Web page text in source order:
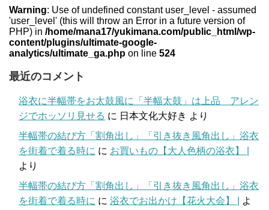
Warning: Use of undefined constant user_level - assumed
'user_level' (this will throw an Error in a future version of
PHP) in /home/mana17/yukimana.com/public_html/wp-
content/plugins/ultimate-google-
analytics/ultimate_ga.php on line 524
最近のコメント
浴衣に半幅帯をお太鼓風に「半幅太鼓」は上品 アレン
ジでホッソリ見せる に 日本文化大好き より
半幅帯の結び方「割角出し」「引き抜き風角出し」浴衣
を街着で着る時に に お買いもの【大人色柄の浴衣】 |
より
半幅帯の結び方「割角出し」「引き抜き風角出し」浴衣
を街着で着る時に に 浴衣でお出かけ【花火大会】 |
よ